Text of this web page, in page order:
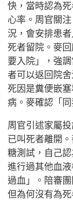
快，當時認為
心率。周官關
況，會安排患
死者留院。麥
要入院」，強
者可以返回院
死因是糞便嵌
病。麥確認「
周官引述家屬
已叫死者離開
糖測試，自己
進行過其他血
過血」。陪審
但為何沒有為